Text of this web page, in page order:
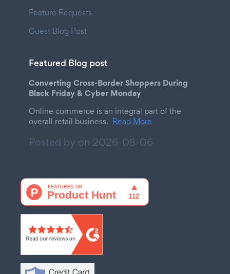
Feature Requests
Guest Blog Post
Featured Blog post
Converting Cross-Border Shoppers During
Black Friday & Cyber Monday
Online commerce is an integral part of the
overall retail business. Read More
Posted by on 2026-08-06